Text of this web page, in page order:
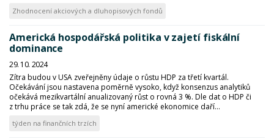
Zhodnocení akciových a dluhopisových fondů
Americká hospodářská politika v zajetí fiskální
dominance
29. 10. 2024
Zítra budou v USA zveřejněny údaje o růstu HDP za třetí kvartál.
Očekávání jsou nastavena poměrně vysoko, když konsenzus analytiků
očekává mezikvartální anualizovaný růst o rovná 3 %. Dle dat o HDP či
z trhu práce se tak zdá, že se nyní americké ekonomice daří...
týden na finančních trzích